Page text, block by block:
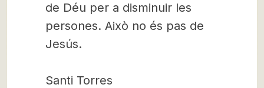
de Déu per a disminuir les
persones. Això no és pas de
Jesús.
Santi Torres